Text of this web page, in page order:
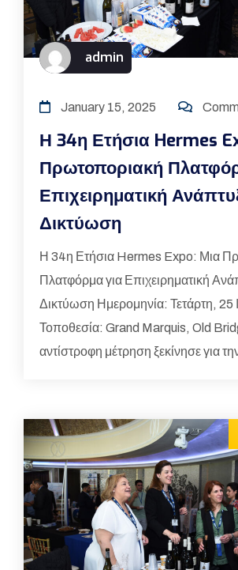
admin
January 15, 2025
Η 34η Ετήσια Hermes
Πρωτοποριακή
Επιχειρηματική
Δικτύωση
Η 34η Ετήσια Hermes Expo: Μια
Πλατφόρμα για Επιχειρηματική
Δικτύωση Ημερομηνία: Τετάρτη, 25
Τοποθεσία: Grand Marquis, Old
αντίστροφη μέτρηση ξεκίνησε για